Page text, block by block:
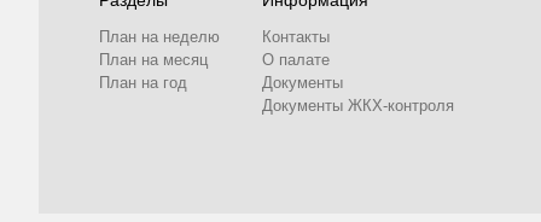
План на неделю
План на месяц
План на год
Контакты
О палате
Документы
Документы ЖКХ-контроля